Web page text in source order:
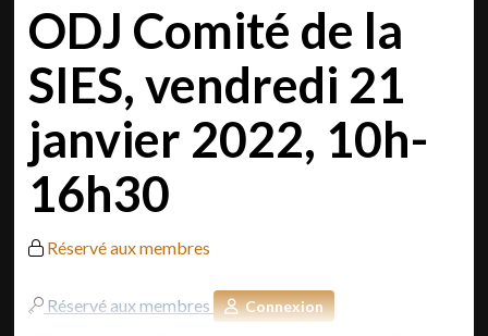
ODJ Comité de la
SIES, vendredi 21
janvier 2022, 10h-
16h30
Réservé aux membres
Réservé aux membres Connexion